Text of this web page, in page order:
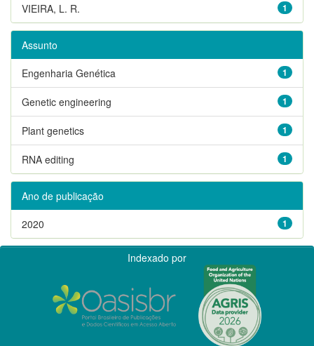
1
VIEIRA, L. R.
Assunto
1
Engenharia Genética
1
Genetic engineering
1
Plant genetics
1
RNA editing
Ano de publicação
1
2020
Indexado por